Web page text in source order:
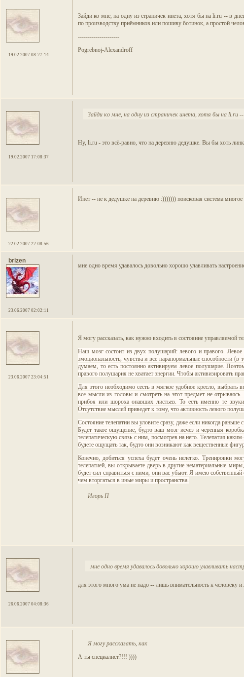
19.02.2007 08:27:14
Зайди ко мне, на одну из страничек инета, хотя бы на li.ru -- в
по производству приёмников или пошиву ботинок, а простой
---------------------
Pogrebnoj-Alexandroff
19.02.2007 17:08:37
Зайди ко мне, на одну из страничек инета, хотя бы на li.ru --
Ну, li.ru - это всё-равно, что на деревню дедушке. Вы бы хоть
22.02.2007 22:08:56
Инет -- не к дедушке на деревню :))))))) поисковая система многое
brizen
23.06.2007 02:02:11
мне одно время удавалось довольно хорошо улавливать
23.06.2007 23:04:51
Я могу рассказать, как нужно входить в состояние управляемой
Наш мозг состоит из двух полушарий: левого и правого. Левое
эмоциональность, чувства и все паранормальные способности
думаем, то есть постоянно активируем левое полушарие.
правого полушария не хватает энергии. Чтобы активизировать
Для этого необходимо сесть в мягкое удобное кресло, выбрать
все мысли из головы и смотреть на этот предмет не
прибоя или шороха опавших листьев. То есть именно те
Отсутствие мыслей приведет к тому, что активность левого
Состояние телепатии вы уловите сразу, даже если никогда
Будет такое ощущение, будто ваш мозг исчез и черепная
телепатическую связь с ним, посмотрев на него. Телепатия
будете ощущать так, будто они возникают как вещественные
Конечно, добиться успеха будет очень нелегко.
телепатией, вы открываете дверь в другие нематериальные
будет сил справиться с ними, они вас убьют. Я имею
чем вторгаться в иные миры и пространства.
Игорь П
26.06.2007 04:08:36
мне одно время удавалось довольно хорошо улавливать
для этого много ума не надо -- лишь внимательность к человеку
Я могу рассказать, как
А ты специалист?!!! ))))